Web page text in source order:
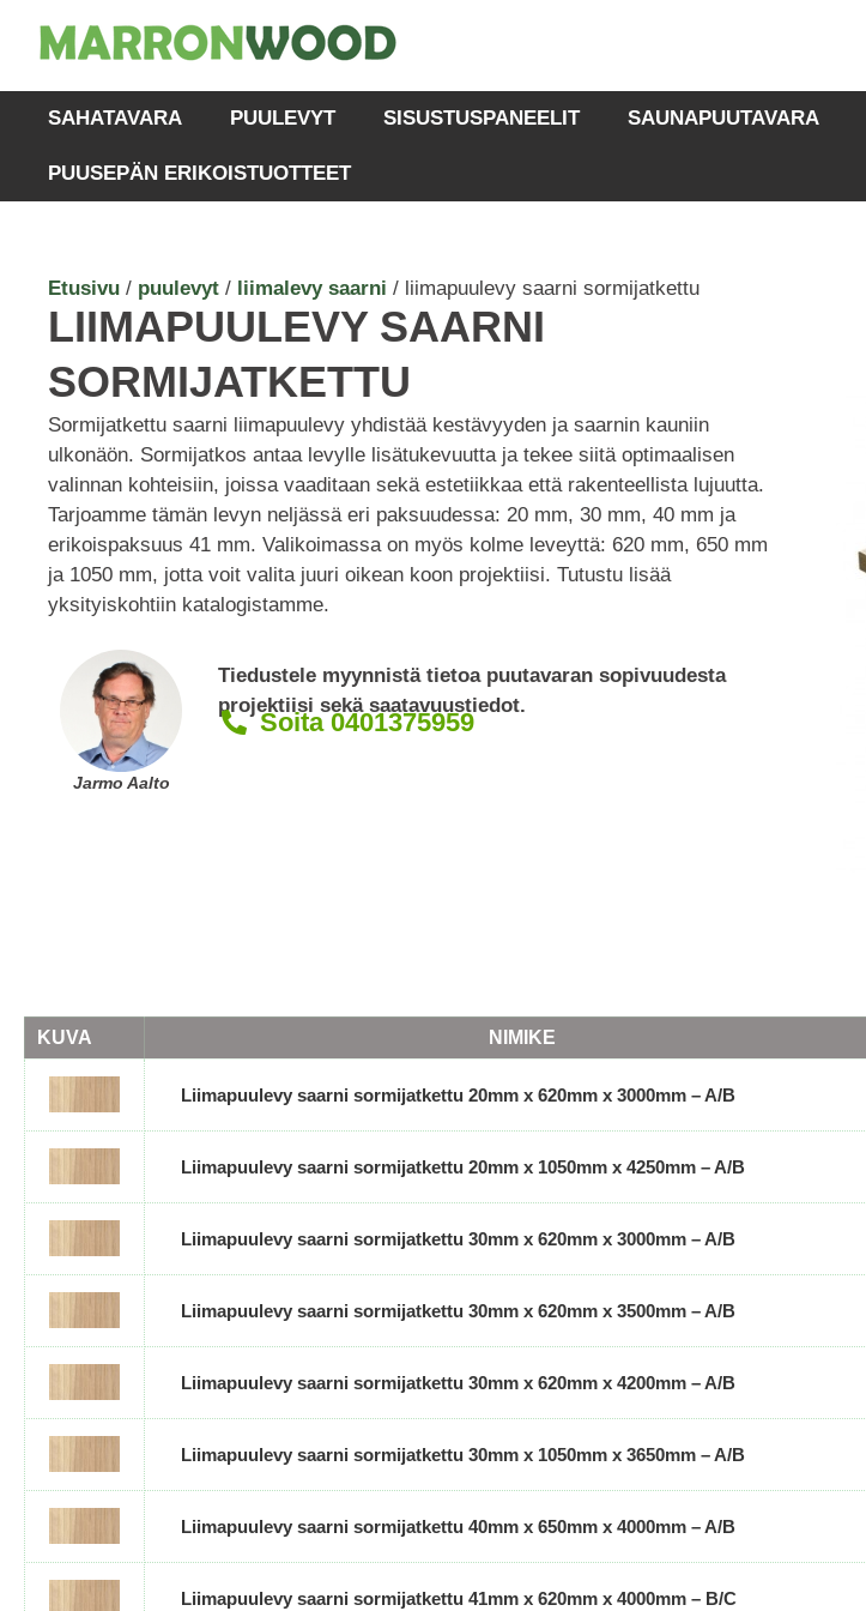
SAHATAVARA PUULEVYT SISUSTUSPANEELIT SAUNAPUUTAVARA
PUUSEPÄN ERIKOISTUOTTEET
Etusivu / puulevyt / liimalevy saarni / liimapuulevy saarni sormijatkettu
LIIMAPUULEVY SAARNI
SORMIJATKETTU
Sormijatkettu saarni liimapuulevy yhdistää kestävyyden ja saarnin kauniin
ulkonäön. Sormijatkos antaa levylle lisätukevuutta ja tekee siitä optimaalisen
valinnan kohteisiin, joissa vaaditaan sekä estetiikkaa että rakenteellista lujuutta.
Tarjoamme tämän levyn neljässä eri paksuudessa: 20 mm, 30 mm, 40 mm ja
erikoispaksuus 41 mm. Valikoimassa on myös kolme leveyttä: 620 mm, 650 mm
ja 1050 mm, jotta voit valita juuri oikean koon projektiisi. Tutustu lisää
yksityiskohtiin katalogistamme.
Jarmo Aalto
Tiedustele myynnistä tietoa puutavaran sopivuudesta
projektiisi sekä saatavuustiedot.
Soita 0401375959
KUVA NIMIKE
Liimapuulevy saarni sormijatkettu 20mm x 620mm x 3000mm – A/B
Liimapuulevy saarni sormijatkettu 20mm x 1050mm x 4250mm – A/B
Liimapuulevy saarni sormijatkettu 30mm x 620mm x 3000mm – A/B
Liimapuulevy saarni sormijatkettu 30mm x 620mm x 3500mm – A/B
Liimapuulevy saarni sormijatkettu 30mm x 620mm x 4200mm – A/B
Liimapuulevy saarni sormijatkettu 30mm x 1050mm x 3650mm – A/B
Liimapuulevy saarni sormijatkettu 40mm x 650mm x 4000mm – A/B
Liimapuulevy saarni sormijatkettu 41mm x 620mm x 4000mm – B/C